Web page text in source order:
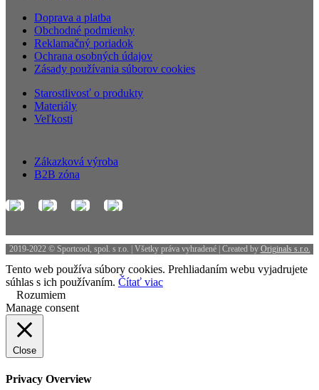
Doprava a platba
Obchodné podmienky
Reklamačný poriadok
Ochrana osobných údajov
Zásady používania súborov cookies
Starostlivosť o produkty
Materiály
Veľkosti
Zákazková výroba
B2B zóna
2019-2022 © Sportcool, spol. s r.o. | Všetky práva vyhradené | Created by Originals s.r.o.
Tento web používa súbory cookies. Prehliadaním webu vyjadrujete
súhlas s ich používaním. Čítať viac
Rozumiem
Manage consent
Close
Privacy Overview